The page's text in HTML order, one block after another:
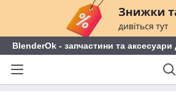
BlenderOk - запчастини та аксесуари